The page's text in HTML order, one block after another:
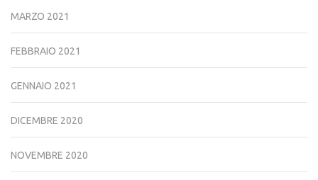
MARZO 2021
FEBBRAIO 2021
GENNAIO 2021
DICEMBRE 2020
NOVEMBRE 2020